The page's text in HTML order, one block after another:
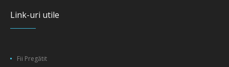
Link-uri utile
Fii Pregătit